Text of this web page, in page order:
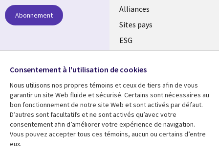
Alliances
Sites pays
ESG
Fusions
Salle de presse
Ressources
Articles
Support
Abonnement
Suivez-nous
Social
Media
Global
FR
Consentement à l'utilisation de cookies
Nous utilisons nos propres témoins et ceux de tiers afin de vous
garantir un site Web fluide et sécurisé. Certains sont nécessaires au
bon fonctionnement de notre site Web et sont activés par défaut.
D’autres sont facultatifs et ne sont activés qu’avec votre
consentement afin d’améliorer votre expérience de navigation.
Vous pouvez accepter tous ces témoins, aucun ou certains d’entre
eux.